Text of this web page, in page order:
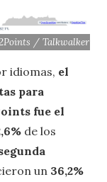
/ Talkwalker
idiomas, el
para
fue el
de los
un 36,2%